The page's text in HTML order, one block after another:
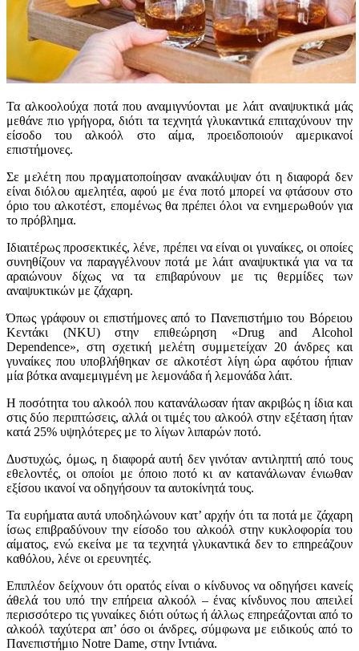
Τα αλκοολούχα ποτά που αναμιγνύονται με λάιτ αναψυκτικά μάς
μεθάνε πιο γρήγορα, διότι τα τεχνητά γλυκαντικά επιταχύνουν την
είσοδο του αλκοόλ στο αίμα, προειδοποιούν αμερικανοί
επιστήμονες.
Σε μελέτη που πραγματοποίησαν ανακάλυψαν ότι η διαφορά δεν
είναι διόλου αμελητέα, αφού με ένα ποτό μπορεί να φτάσουν στο
όριο του αλκοτέστ, επομένως θα πρέπει όλοι να ενημερωθούν για
το πρόβλημα.
Ιδιαιτέρως προσεκτικές, λένε, πρέπει να είναι οι γυναίκες, οι οποίες
συνηθίζουν να παραγγέλνουν ποτά με λάιτ αναψυκτικά για να τα
αραιώνουν δίχως να τα επιβαρύνουν με τις θερμίδες των
αναψυκτικών με ζάχαρη.
Όπως γράφουν οι επιστήμονες από το Πανεπιστήμιο του Βόρειου
Κεντάκι (NKU) στην επιθεώρηση «Drug and Alcohol
Dependence», στη σχετική μελέτη συμμετείχαν 20 άνδρες και
γυναίκες που υποβλήθηκαν σε αλκοτέστ λίγη ώρα αφότου ήπιαν
μία βότκα αναμεμιγμένη με λεμονάδα ή λεμονάδα λάιτ.
Η ποσότητα του αλκοόλ που κατανάλωσαν ήταν ακριβώς η ίδια και
στις δύο περιπτώσεις, αλλά οι τιμές του αλκοόλ στην εξέταση ήταν
κατά 25% υψηλότερες με το λίγων λιπαρών ποτό.
Δυστυχώς, όμως, η διαφορά αυτή δεν γινόταν αντιληπτή από τους
εθελοντές, οι οποίοι με όποιο ποτό κι αν κατανάλωναν ένιωθαν
εξίσου ικανοί να οδηγήσουν τα αυτοκίνητά τους.
Τα ευρήματα αυτά υποδηλώνουν κατ’ αρχήν ότι τα ποτά με ζάχαρη
ίσως επιβραδύνουν την είσοδο του αλκοόλ στην κυκλοφορία του
αίματος, ενώ εκείνα με τα τεχνητά γλυκαντικά δεν το επηρεάζουν
καθόλου, λένε οι ερευνητές.
Επιπλέον δείχνουν ότι ορατός είναι ο κίνδυνος να οδηγήσει κανείς
άθελά του υπό την επήρεια αλκοόλ – ένας κίνδυνος που απειλεί
περισσότερο τις γυναίκες διότι ούτως ή άλλως επηρεάζονται από το
αλκοόλ ταχύτερα απ’ όσο οι άνδρες, σύμφωνα με ειδικούς από το
Πανεπιστήμιο Notre Dame, στην Ιντιάνα.